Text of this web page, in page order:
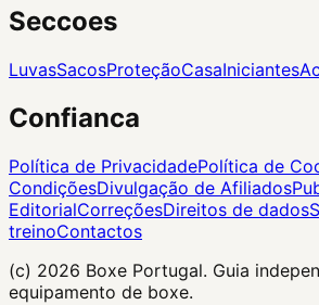
Seccoes
LuvasSacosProteçãoCasaIniciantes
Confianca
Política de PrivacidadePolítica de
CondiçõesDivulgação de Afiliados
EditorialCorreçõesDireitos de dados
treinoContactos
(c) 2026 Boxe Portugal. Guia
equipamento de boxe.